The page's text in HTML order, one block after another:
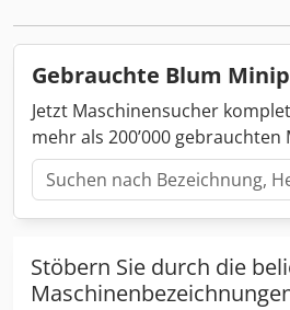
Gebrauchte Blum
Jetzt Maschinensucher
mehr als 200’000 gebrauchten
Stöbern Sie durch die